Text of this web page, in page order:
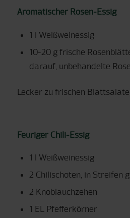
Aromatischer Rosen-Essig
1 l Weißweinessig
10-20 g frische
darauf, unbehandelte
Lecker zu frischen
Feuriger Chili-Essig
1 l Weißweinessig
2 Chilischoten, in Streifen
2 Knoblauchzehen
1 EL Pfefferkörner